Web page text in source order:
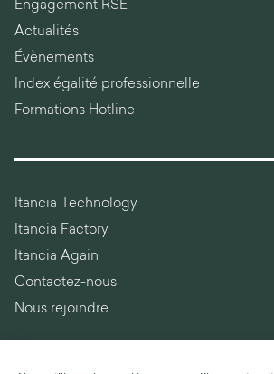
Engagement RSE
Actualités
Évènements
Index égalité professionnelle
Formations Hotline
Itancia Technology
Itancia Factory
Itancia Again
Contactez-nous
Nous rejoindre